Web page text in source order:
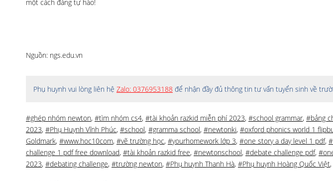
một cách đáng tự hào!
Nguồn: ngs.edu.vn
Phụ huynh vui lòng liên hệ Zalo: 0376953188 để nhận đầy đủ thông tin tư vấn tuyển sinh về
#ghép nhóm newton, #tìm nhóm cs4, #tài khoản razkid miễn phí 2023, #school grammar, #bảng
2023, #Phụ Huynh Vĩnh Phúc, #school, #gramma school, #newtonki, #oxford phonics world 1
Goldmark, #www.hoc10com, #vẽ trường học, #yourhomework lớp 3, #one story a day level 1 pdf,
challenge 1 pdf free download, #tài khoản razkid free, #newtonschool, #debate challenge pdf,
2023, #debating challenge, #trường newton, #Phụ huynh Thanh Hà, #Phụ huynh Hoàng Quốc Việt,